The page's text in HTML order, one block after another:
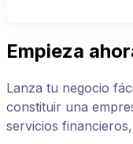
Empieza
Lanza tu negocio
constituir una
servicios